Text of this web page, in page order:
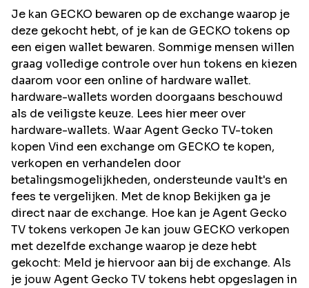
Je kan GECKO bewaren op de exchange waarop je
deze gekocht hebt, of je kan de GECKO tokens op
een eigen wallet bewaren. Sommige mensen willen
graag volledige controle over hun tokens en kiezen
daarom voor een online of hardware wallet.
hardware-wallets worden doorgaans beschouwd
als de veiligste keuze. Lees hier meer over
hardware-wallets. Waar Agent Gecko TV-token
kopen Vind een exchange om GECKO te kopen,
verkopen en verhandelen door
betalingsmogelijkheden, ondersteunde vault's en
fees te vergelijken. Met de knop Bekijken ga je
direct naar de exchange. Hoe kan je Agent Gecko
TV tokens verkopen Je kan jouw GECKO verkopen
met dezelfde exchange waarop je deze hebt
gekocht: Meld je hiervoor aan bij de exchange. Als
je jouw Agent Gecko TV tokens hebt opgeslagen in